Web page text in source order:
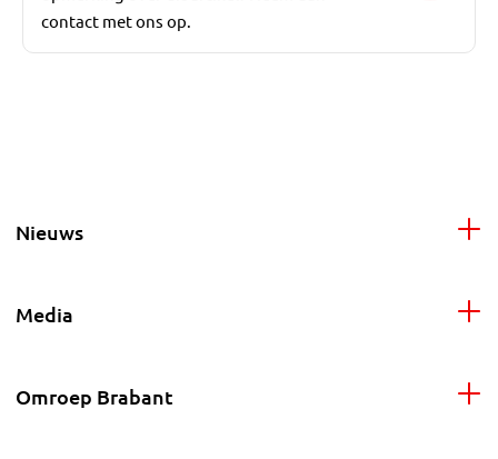
contact met ons op.
Nieuws
Media
Omroep Brabant